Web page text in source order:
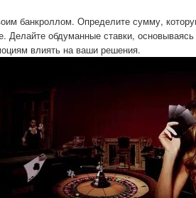
банкроллом. Определите сумму,
Делайте обдуманные ставки,
влиять на ваши решения.